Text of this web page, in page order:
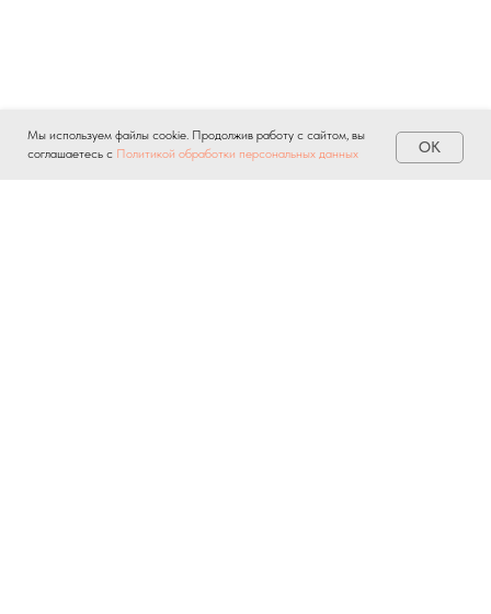
Мы используем файлы cookie. Продолжив работу с сайтом, вы
соглашаетесь с Политикой обработки персональных данных OK